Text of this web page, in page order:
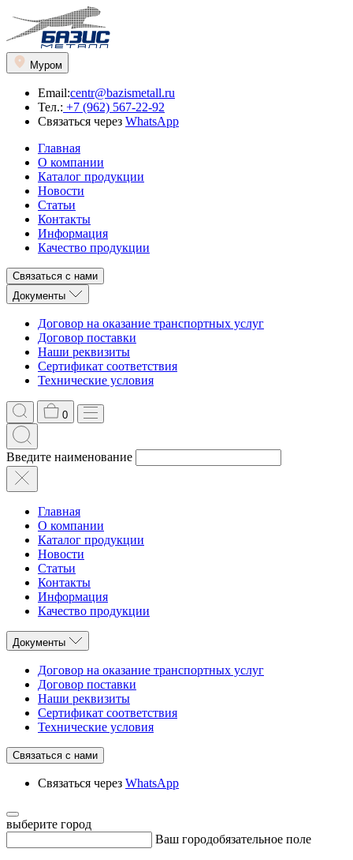
Муром
Email:centr@bazismetall.ru
Тел.: +7 (962) 567-22-92
Связаться через WhatsApp
Главная
О компании
Каталог продукции
Новости
Статьи
Контакты
Информация
Качество продукции
Связаться с нами
Документы
Договор на оказание транспортных услуг
Договор поставки
Наши реквизиты
Сертификат соответствия
Технические условия
0
Введите наименование
Главная
О компании
Каталог продукции
Новости
Статьи
Контакты
Информация
Качество продукции
Документы
Договор на оказание транспортных услуг
Договор поставки
Наши реквизиты
Сертификат соответствия
Технические условия
Связаться с нами
Связаться через WhatsApp
выберите город
Ваш городобязательное поле